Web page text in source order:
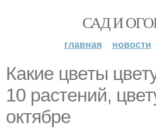
САД И
главная новости
Какие цветы
10 растений,
октябре